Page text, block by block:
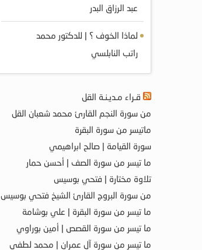
عبد الرزاق البدر
لماذا الخوف ؟ | للدكتور محمد
راتب النابلسي
قـراء مـديـنـة القل
من سورة النجم القارئ محمد شعبان القل
ماتيسر من سورة البقرة
سورة القيامة | صالح ابراهيمي
ما تيسر من سورة الصف | أحسن حمار
تلاوة مختارة | فتحي بوسيس
من سورة البروج القارئ الشيخ فتحي بوسيس
ما تيسر من سورة البقرة | علي بوشامة
ما تيسر من سورة القصص | أمين بوراوي
ما تيسر من سورة آل عمران | محمد لطفي